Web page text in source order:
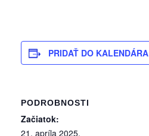
PRIDAŤ DO KALENDÁRA
PODROBNOSTI
Začiatok:
21. apríla 2025.